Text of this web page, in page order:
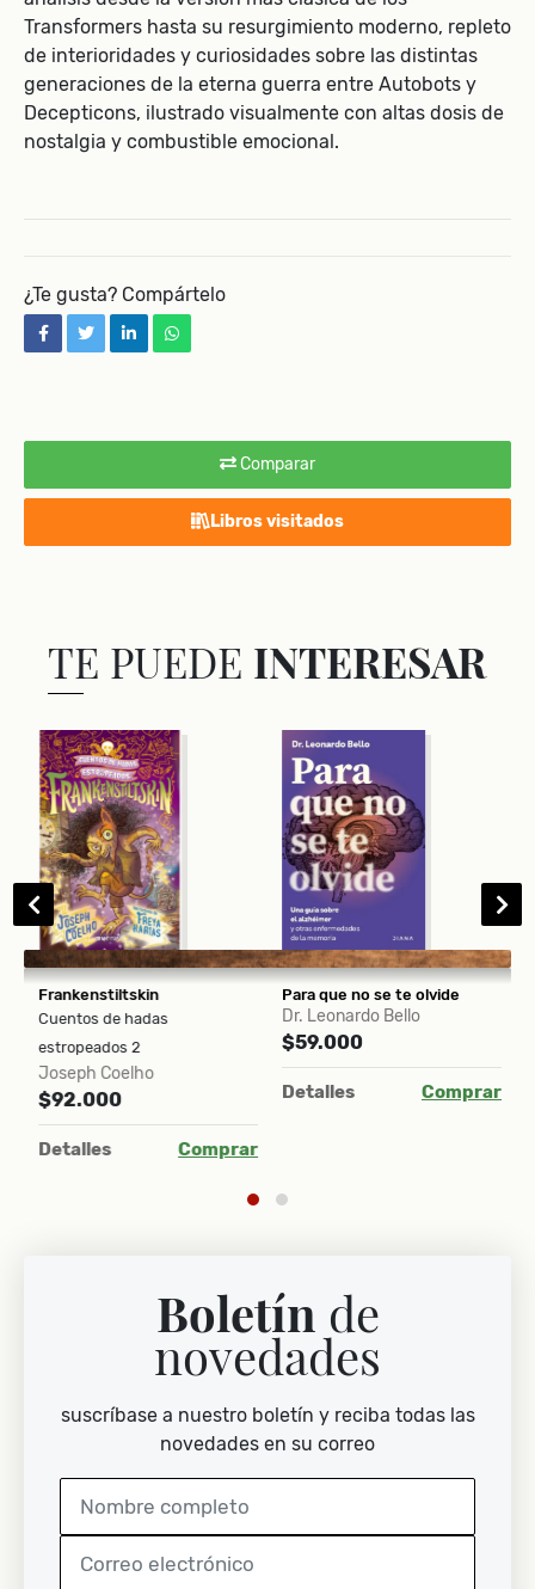
Comparar
Libros visitados
Transformers hasta su resurgimiento moderno, repleto
de interioridades y curiosidades sobre las distintas
generaciones de la eterna guerra entre Autobots y
Decepticons, ilustrado visualmente con altas dosis de
nostalgia y combustible emocional.
¿Te gusta? Compártelo
facebooktwitterlinkedinwhatsapp
TE PUEDE INTERESAR
Frankenstiltskin
Cuentos de hadas
estropeados 2
Joseph Coelho
$92.000
Detalles Comprar
Para que no se te olvide
Dr. Leonardo Bello
$59.000
Detalles Comprar
Boletín de
novedades
suscríbase a nuestro boletín y reciba todas las
novedades en su correo